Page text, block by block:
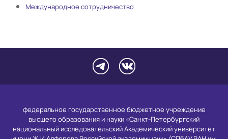
Международное сотрудничество
федеральное государственное бюджетное учреждение
высшего образования и науки «Санкт-Петербургский
национальный исследовательский Академический университет